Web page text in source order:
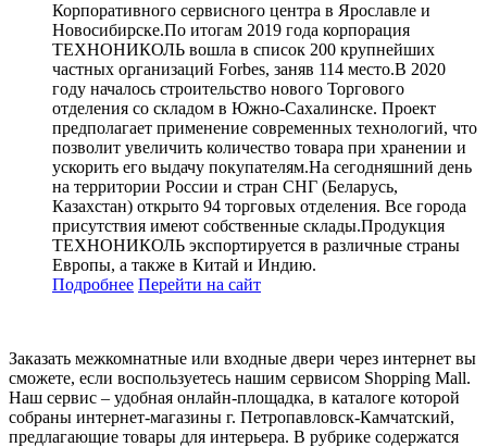
Корпоративного сервисного центра в Ярославле и
Новосибирске.По итогам 2019 года корпорация
ТЕХНОНИКОЛЬ вошла в список 200 крупнейших
частных организаций Forbes, заняв 114 место.В 2020
году началось строительство нового Торгового
отделения со складом в Южно-Сахалинске. Проект
предполагает применение современных технологий, что
позволит увеличить количество товара при хранении и
ускорить его выдачу покупателям.На сегодняшний день
на территории России и стран СНГ (Беларусь,
Казахстан) открыто 94 торговых отделения. Все города
присутствия имеют собственные склады.Продукция
ТЕХНОНИКОЛЬ экспортируется в различные страны
Европы, а также в Китай и Индию.
Подробнее Перейти на сайт
Заказать межкомнатные или входные двери через интернет вы
сможете, если воспользуетесь нашим сервисом Shopping Mall.
Наш сервис – удобная онлайн-площадка, в каталоге которой
собраны интернет-магазины г. Петропавловск-Камчатский,
предлагающие товары для интерьера. В рубрике содержатся